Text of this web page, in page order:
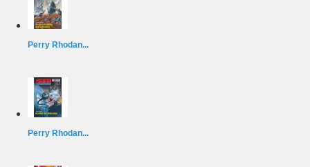
Perry Rhodan...
Perry Rhodan...